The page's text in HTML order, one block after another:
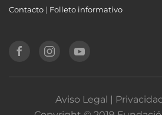
Contacto | Folleto informativo
Aviso Legal |